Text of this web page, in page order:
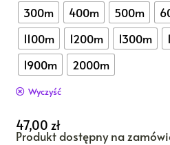
300m 400m 500m
1100m
1200m 1300m
1900m
2000m
Wyczyść
47,00 zł
Produkt dostępny na